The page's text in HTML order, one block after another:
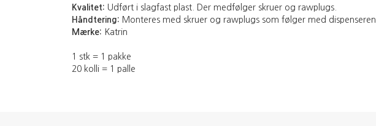
Kvalitet: Udført i slagfast plast. Der medfølger skruer og rawplugs.
Håndtering: Monteres med skruer og rawplugs som følger med dispenseren.
Mærke: Katrin
1 stk = 1 pakke
20 kolli = 1 palle